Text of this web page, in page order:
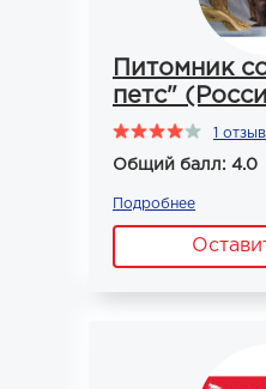
Питомник
петс"
1
Общий балл: 4.0
Подробнее